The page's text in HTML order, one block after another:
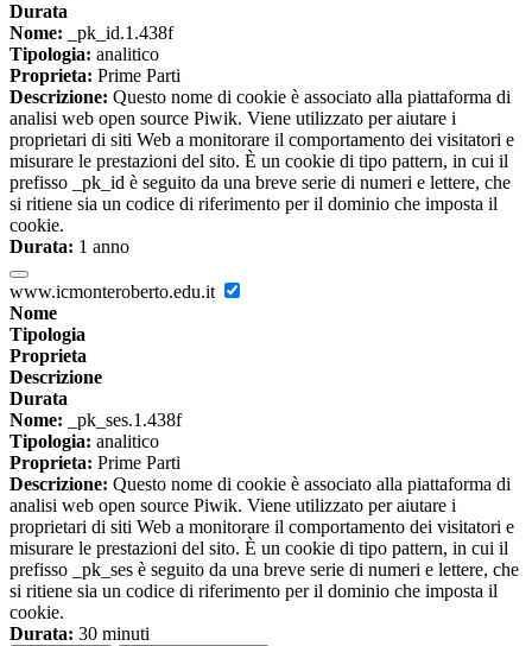
Durata
Nome: _pk_id.1.438f
Tipologia: analitico
Proprieta: Prime Parti
Descrizione: Questo nome di cookie è associato alla piattaforma di
analisi web open source Piwik. Viene utilizzato per aiutare i
proprietari di siti Web a monitorare il comportamento dei visitatori e
misurare le prestazioni del sito. È un cookie di tipo pattern, in cui il
prefisso _pk_id è seguito da una breve serie di numeri e lettere, che
si ritiene sia un codice di riferimento per il dominio che imposta il
cookie.
Durata: 1 anno
www.icmonteroberto.edu.it
Nome
Tipologia
Proprieta
Descrizione
Durata
Nome: _pk_ses.1.438f
Tipologia: analitico
Proprieta: Prime Parti
Descrizione: Questo nome di cookie è associato alla piattaforma di
analisi web open source Piwik. Viene utilizzato per aiutare i
proprietari di siti Web a monitorare il comportamento dei visitatori e
misurare le prestazioni del sito. È un cookie di tipo pattern, in cui il
prefisso _pk_ses è seguito da una breve serie di numeri e lettere, che
si ritiene sia un codice di riferimento per il dominio che imposta il
cookie.
Durata: 30 minuti